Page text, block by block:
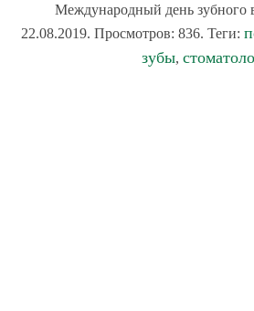
Международный день зубного
22.08.2019. Просмотров: 836. Теги:
зубы,